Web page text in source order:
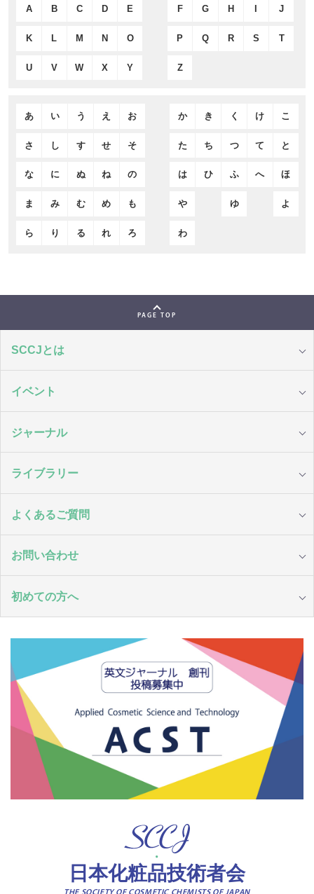
A B C D E F G H J
K L M N O P Q R S T
U V W X Y Z
あ い う え お か き く け こ
さ し す せ そ た ち つ て と
な に ぬ ね の は ひ ふ へ ほ
ま み む め も や ゆ よ
ら り る れ ろ わ
PAGE TOP
SCCJとは
イベント
ジャーナル
ライブラリー
よくあるご質問
お問い合わせ
初めての方へ
日本化粧品技術者会
THE SOCIETY OF COSMETIC CHEMISTS OF JAPAN